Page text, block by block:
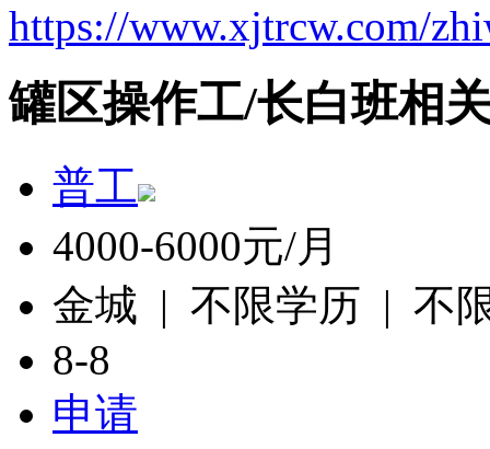
https://www.xjtrcw.com/
罐区操作工/长白班相
普工
4000-6000元/月
金城 | 不限学历 | 不
8-8
申请